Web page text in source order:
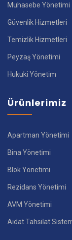
Muhasebe Yönetimi
Güvenlik Hizmetleri
Temizlik Hizmetleri
Peyzaş Yönetimi
Hukuki Yönetim
Ürünlerimiz
Apartman Yönetimi
Bina Yönetimi
Blok Yönetimi
Rezidans Yönetimi
AVM Yönetimi
Aidat Tahsilat